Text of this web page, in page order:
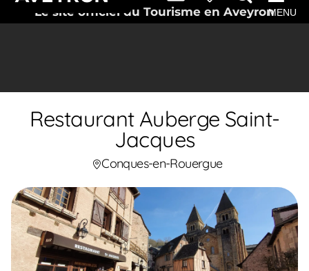
Le site officiel du Tourisme en AveyronMENU
Restaurant Auberge Saint-
Jacques
Conques-en-Rouergue